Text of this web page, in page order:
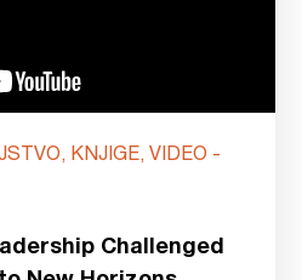
KNJIGE, VIDEO -
Challenged